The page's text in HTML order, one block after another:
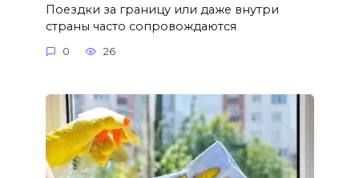
Поездки за границу или даже внутри
страны часто сопровождаются
0 26